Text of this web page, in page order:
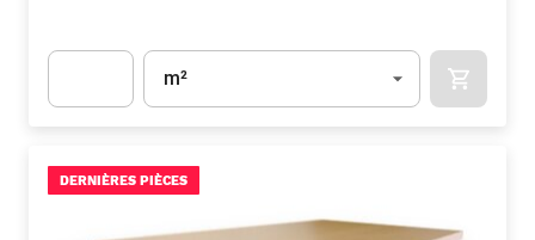
Unité
m²
DERNIÈRES PIÈCES